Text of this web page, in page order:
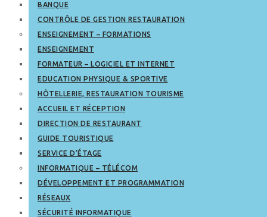
BANQUE
CONTRÔLE DE GESTION RESTAURATION
ENSEIGNEMENT – FORMATIONS
ENSEIGNEMENT
FORMATEUR – LOGICIEL ET INTERNET
EDUCATION PHYSIQUE & SPORTIVE
HÔTELLERIE, RESTAURATION TOURISME
ACCUEIL ET RÉCEPTION
DIRECTION DE RESTAURANT
GUIDE TOURISTIQUE
SERVICE D’ÉTAGE
INFORMATIQUE – TÉLÉCOM
DÉVELOPPEMENT ET PROGRAMMATION
RÉSEAUX
SÉCURITÉ INFORMATIQUE